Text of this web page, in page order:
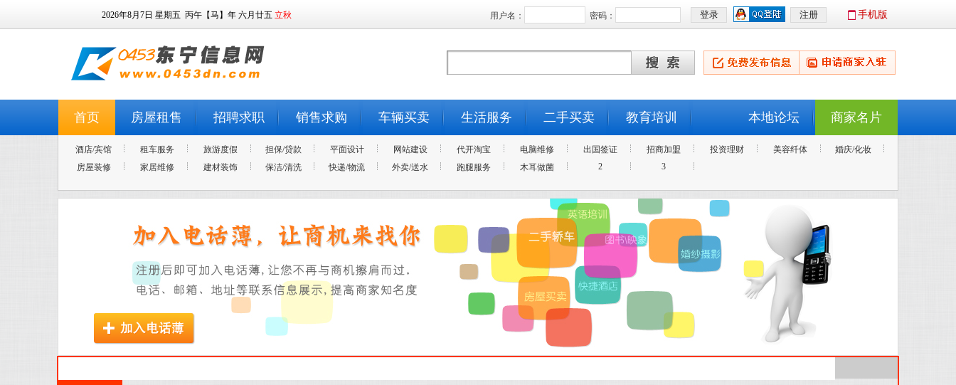
2026年8月7日 星期五 丙午【马】年 六月廿五 立秋 用户名： 密码： 手机版
首页 房屋租售 招聘求职 销售求购 车辆买卖 生活服务 二手买卖 教育培训 商家名片
本地论坛
酒店/宾馆 租车服务 旅游度假 担保/贷款 平面设计 网站建设 代开淘宝 电脑维修 出国签证 招商加盟 投资理财 美容纤体
婚庆/化妆
房屋装修
家居维修 建材装饰 保洁/清洗 快递/物流 外卖/送水 跑腿服务 木耳做菌 2 3